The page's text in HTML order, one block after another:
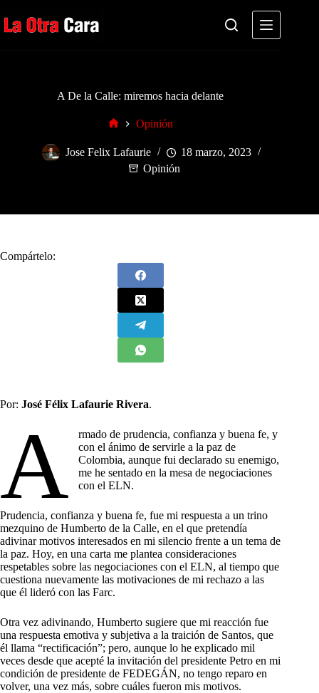
al
contenido
A De la Calle: miremos hacia delante
Opinión
Jose Felix Lafaurie
18 marzo, 2023
Opinión
Compártelo:
Por: José Félix Lafaurie Rivera.
A
rmado de prudencia, confianza y buena fe, y
con el ánimo de servirle a la paz de
Colombia, aunque fui declarado su enemigo,
me he sentado en la mesa de negociaciones
con el ELN.
Prudencia, confianza y buena fe, fue mi respuesta a un trino
mezquino de Humberto de la Calle, en el que pretendía
adivinar motivos interesados en mi silencio frente a un tema de
la paz. Hoy, en una carta me plantea consideraciones
respetables sobre las negociaciones con el ELN, al tiempo que
cuestiona nuevamente las motivaciones de mi rechazo a las
que él lideró con las Farc.
Otra vez adivinando, Humberto sugiere que mi reacción fue
una respuesta emotiva y subjetiva a la traición de Santos, que
él llama “rectificación”; pero, aunque lo he explicado mil
veces desde que acepté la invitación del presidente Petro en mi
condición de presidente de FEDEGÁN, no tengo reparo en
volver, una vez más, sobre cuáles fueron mis motivos.